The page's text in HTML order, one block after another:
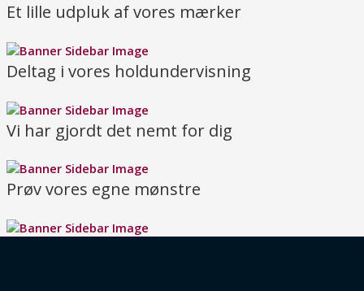
Et lille udpluk af vores mærker
Deltag i vores holdundervisning
Vi har gjordt det nemt for dig
Prøv vores egne mønstre